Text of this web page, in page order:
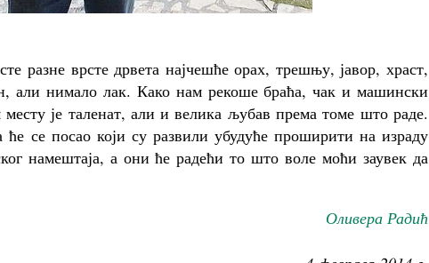
разне врсте дрвета најчешће орах, трешњу, јавор, храст,
али нимало лак. Како нам рекоше браћа, чак и машински
је таленат, али и велика љубав према томе што раде.
се посао који су развили убудуће проширити на израду
намештаја, а они ће радећи то што воле моћи заувек да
Оливера Радић